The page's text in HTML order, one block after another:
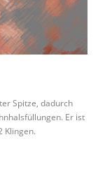
Spitze, dadurch
Er ist
Klingen.